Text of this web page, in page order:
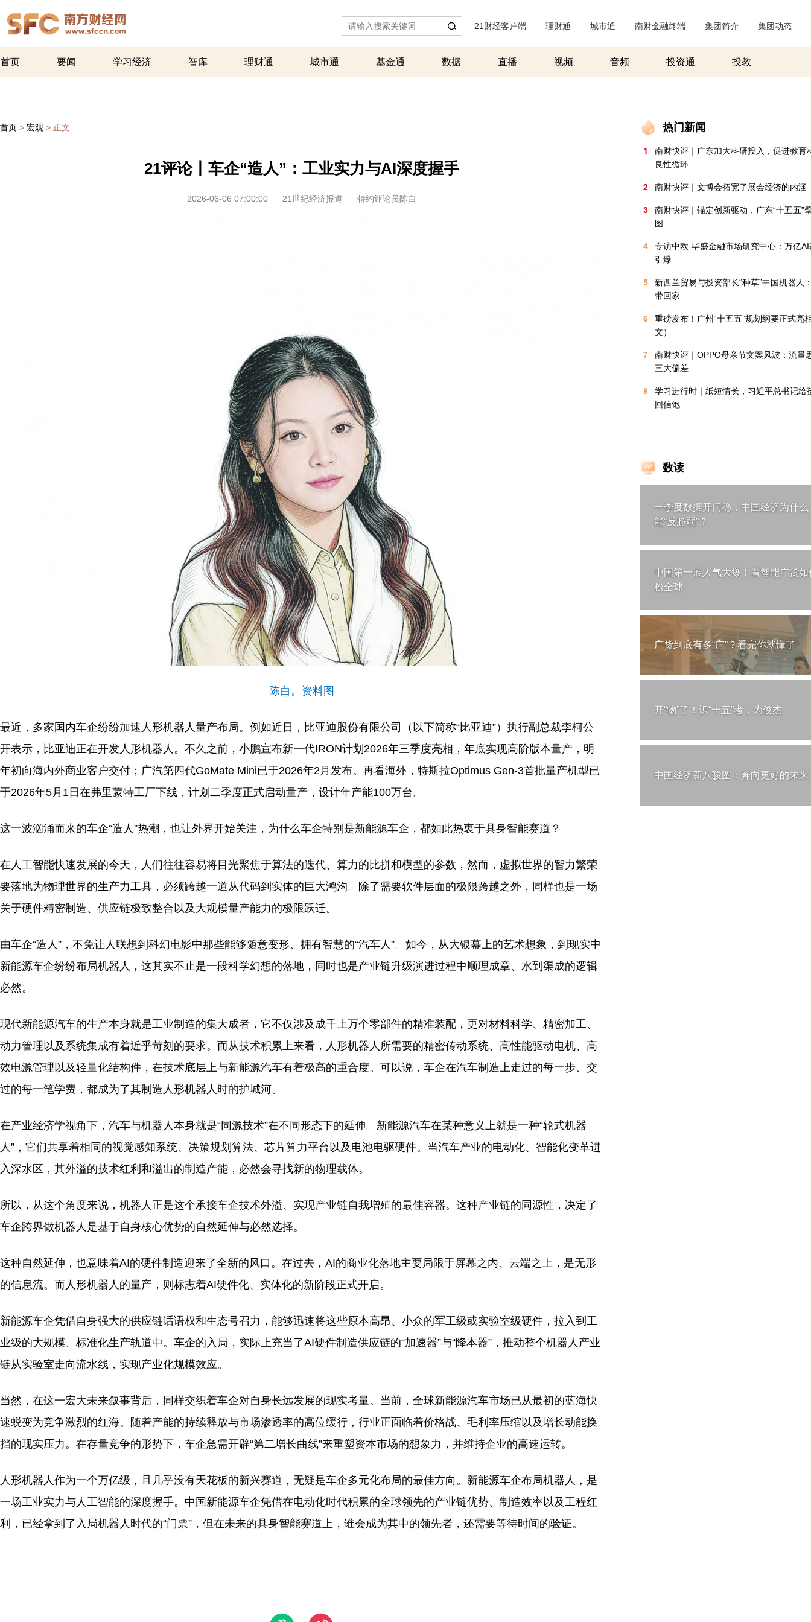
21财经客户端 理财通 城市通 南财金融终端 集团简介 集团动态
首页 要闻 学习经济 智库 理财通 城市通 基金通 数据 直播 视频 音频 投资通 投教
首页 > 宏观 > 正文
21评论丨车企“造人”：工业实力与AI深度握手
2026-06-06 07:00:00 21世纪经济报道 特约评论员陈白
陈白。资料图
最近，多家国内车企纷纷加速人形机器人量产布局。例如近日，比亚迪股份有限公司（以下简称“比亚迪”）执行副总裁李柯公
开表示，比亚迪正在开发人形机器人。不久之前，小鹏宣布新一代IRON计划2026年三季度亮相，年底实现高阶版本量产，明
年初向海内外商业客户交付；广汽第四代GoMate Mini已于2026年2月发布。再看海外，特斯拉Optimus Gen-3首批量产机型已
于2026年5月1日在弗里蒙特工厂下线，计划二季度正式启动量产，设计年产能100万台。
这一波汹涌而来的车企“造人”热潮，也让外界开始关注，为什么车企特别是新能源车企，都如此热衷于具身智能赛道？
在人工智能快速发展的今天，人们往往容易将目光聚焦于算法的迭代、算力的比拼和模型的参数，然而，虚拟世界的智力繁荣
要落地为物理世界的生产力工具，必须跨越一道从代码到实体的巨大鸿沟。除了需要软件层面的极限跨越之外，同样也是一场
关于硬件精密制造、供应链极致整合以及大规模量产能力的极限跃迁。
由车企“造人”，不免让人联想到科幻电影中那些能够随意变形、拥有智慧的“汽车人”。如今，从大银幕上的艺术想象，到现实中
新能源车企纷纷布局机器人，这其实不止是一段科学幻想的落地，同时也是产业链升级演进过程中顺理成章、水到渠成的逻辑
必然。
现代新能源汽车的生产本身就是工业制造的集大成者，它不仅涉及成千上万个零部件的精准装配，更对材料科学、精密加工、
动力管理以及系统集成有着近乎苛刻的要求。而从技术积累上来看，人形机器人所需要的精密传动系统、高性能驱动电机、高
效电源管理以及轻量化结构件，在技术底层上与新能源汽车有着极高的重合度。可以说，车企在汽车制造上走过的每一步、交
过的每一笔学费，都成为了其制造人形机器人时的护城河。
在产业经济学视角下，汽车与机器人本身就是“同源技术”在不同形态下的延伸。新能源汽车在某种意义上就是一种“轮式机器
人”，它们共享着相同的视觉感知系统、决策规划算法、芯片算力平台以及电池电驱硬件。当汽车产业的电动化、智能化变革进
入深水区，其外溢的技术红利和溢出的制造产能，必然会寻找新的物理载体。
所以，从这个角度来说，机器人正是这个承接车企技术外溢、实现产业链自我增殖的最佳容器。这种产业链的同源性，决定了
车企跨界做机器人是基于自身核心优势的自然延伸与必然选择。
这种自然延伸，也意味着AI的硬件制造迎来了全新的风口。在过去，AI的商业化落地主要局限于屏幕之内、云端之上，是无形
的信息流。而人形机器人的量产，则标志着AI硬件化、实体化的新阶段正式开启。
新能源车企凭借自身强大的供应链话语权和生态号召力，能够迅速将这些原本高昂、小众的军工级或实验室级硬件，拉入到工
业级的大规模、标准化生产轨道中。车企的入局，实际上充当了AI硬件制造供应链的“加速器”与“降本器”，推动整个机器人产业
链从实验室走向流水线，实现产业化规模效应。
当然，在这一宏大未来叙事背后，同样交织着车企对自身长远发展的现实考量。当前，全球新能源汽车市场已从最初的蓝海快
速蜕变为竞争激烈的红海。随着产能的持续释放与市场渗透率的高位缓行，行业正面临着价格战、毛利率压缩以及增长动能换
挡的现实压力。在存量竞争的形势下，车企急需开辟“第二增长曲线”来重塑资本市场的想象力，并维持企业的高速运转。
人形机器人作为一个万亿级，且几乎没有天花板的新兴赛道，无疑是车企多元化布局的最佳方向。新能源车企布局机器人，是
一场工业实力与人工智能的深度握手。中国新能源车企凭借在电动化时代积累的全球领先的产业链优势、制造效率以及工程红
利，已经拿到了入局机器人时代的“门票”，但在未来的具身智能赛道上，谁会成为其中的领先者，还需要等待时间的验证。
热门新闻
1
南财快评｜广东加大科研投入，促进教育
良性循环
2 南财快评｜文博会拓宽了展会经济的内涵
3
南财快评｜锚定创新驱动，广东“十五五”
图
4
专访中欧-毕盛金融市场研究中心：万亿
引爆…
5
新西兰贸易与投资部长“种草”中国机器人
带回家
6
重磅发布！广州“十五五”规划纲要正式亮
文）
7
南财快评｜OPPO母亲节文案风波：流量
三大偏差
8
学习进行时｜纸短情长，习近平总书记给
回信饱…
数读
一季度数据开门稳，中国经济为什么
能“反脆弱”？
中国第一展人气大爆！看智能广货如
粉全球
广货到底有多“广”？看完你就懂了
开“物”了！识“十五”者，为俊杰
中国经济新八骏图：奔向更好的未来